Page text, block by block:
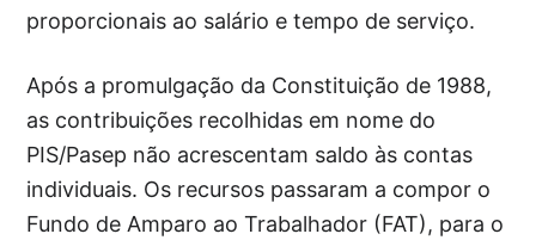
proporcionais ao salário e tempo de serviço.
Após a promulgação da Constituição de 1988,
as contribuições recolhidas em nome do
PIS/Pasep não acrescentam saldo às contas
individuais. Os recursos passaram a compor o
Fundo de Amparo ao Trabalhador (FAT), para o